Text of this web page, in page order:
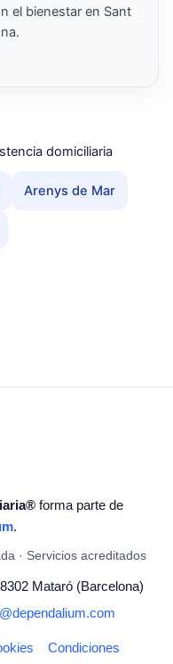
el bienestar en Sant
domiciliaria
Arenys de Mar
forma parte de
.
· Servicios acreditados
Mataró (Barcelona)
Condiciones